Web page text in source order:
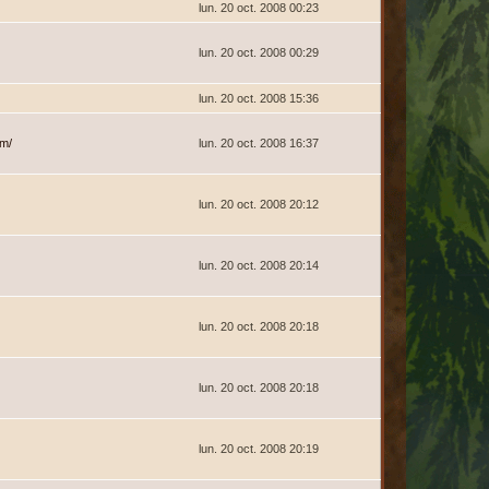
lun. 20 oct. 2008 00:23
lun. 20 oct. 2008 00:29
lun. 20 oct. 2008 15:36
lun. 20 oct. 2008 16:37
lun. 20 oct. 2008 20:12
lun. 20 oct. 2008 20:14
lun. 20 oct. 2008 20:18
lun. 20 oct. 2008 20:18
lun. 20 oct. 2008 20:19